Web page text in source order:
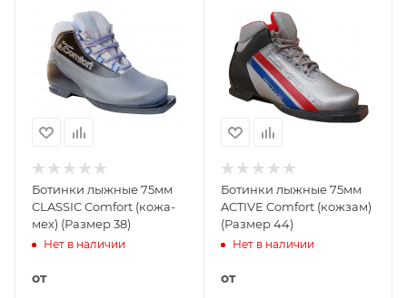
Ботинки лыжные 75мм
CLASSIC Comfort (кожа-
мех) (Размер 38)
Нет в наличии
от
Ботинки лыжные 75мм
ACTIVE Comfort (кожзам)
(Размер 44)
Нет в наличии
от